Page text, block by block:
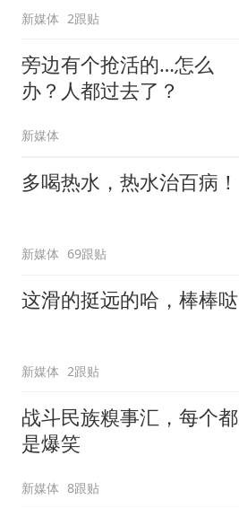
新媒体 2跟贴
旁边有个抢活的…怎么
办？人都过去了？
新媒体
多喝热水，热水治百病！
新媒体 69跟贴
这滑的挺远的哈，棒棒哒
新媒体 2跟贴
战斗民族糗事汇，每个都
是爆笑
新媒体 8跟贴